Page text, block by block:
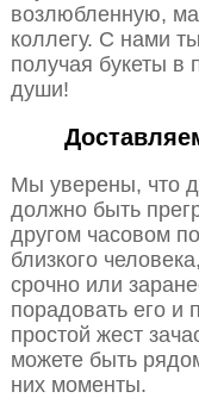
возлюбленную,
коллегу. С нами
получая букеты в
души!
Мы уверены, что
должно быть
другом часовом
близкого
срочно или
порадовать его и
простой жест
можете быть
них моменты.